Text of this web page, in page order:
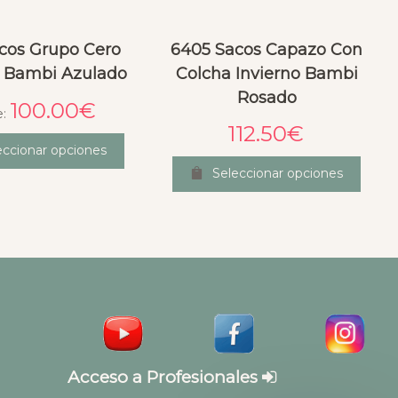
Grupo Cero
Azulado
100.00€
opciones
6405 Sacos Capazo Con
Colcha Invierno Bambi
Rosado
112.50€
Seleccionar opciones
Acceso a Profesionales